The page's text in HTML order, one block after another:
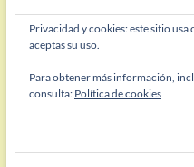
Pingback:Del aprendizaje
Privacidad y cookies: este sitio
aceptas su uso.
Para obtener más información,
consulta: Política de cookies